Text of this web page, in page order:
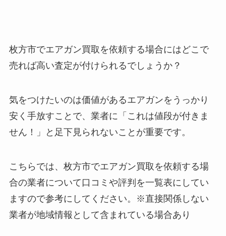
枚方市でエアガン買取を依頼する場合にはどこで
売れば高い査定が付けられるでしょうか？
気をつけたいのは価値があるエアガンをうっかり
安く手放すことで、業者に「これは値段が付きま
せん！」と足下見られないことが重要です。
こちらでは、枚方市でエアガン買取を依頼する場
合の業者について口コミや評判を一覧表にしてい
ますので参考にしてください。※直接関係しない
業者が地域情報として含まれている場合あり